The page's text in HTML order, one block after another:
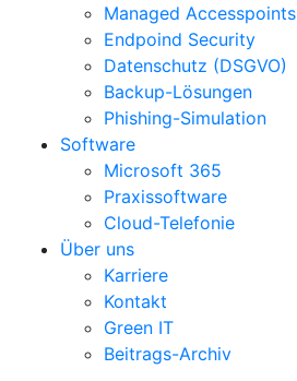
Managed Accesspoints
Endpoind Security
Datenschutz (DSGVO)
Backup-Lösungen
Phishing-Simulation
Software
Microsoft 365
Praxissoftware
Cloud-Telefonie
Über uns
Karriere
Kontakt
Green IT
Beitrags-Archiv